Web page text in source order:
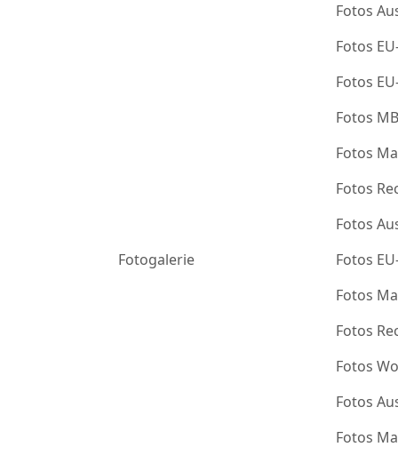
Fotogalerie
Fotos
Fotos
Fotos
Fotos
Fotos
Fotos
Fotos
Fotos
Fotos
Fotos
Fotos
Fotos
Fotos